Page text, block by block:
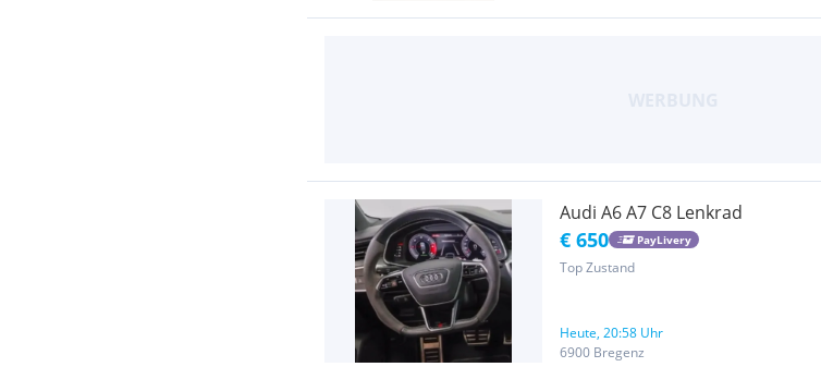
Audi A6 A7 C8 Lenkrad
€ 650 PayLivery
Top Zustand
Heute, 20:58 Uhr
6900 Bregenz